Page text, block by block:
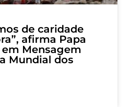
de caridade
afirma Papa
em Mensagem
Mundial dos